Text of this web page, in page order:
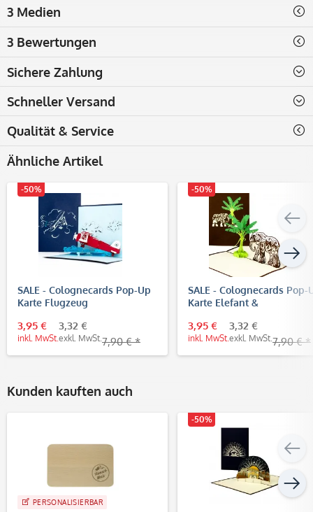
3 Medien
3 Bewertungen
Sichere Zahlung
Schneller Versand
Qualität & Service
Ähnliche Artikel
-50%
SALE - Colognecards Pop-Up
Karte Flugzeug
3,95 €
inkl. MwSt.
3,32 €
exkl. MwSt. 7,90 € *
-50%
SALE - Colognecards Pop-
Karte Elefant &
3,95 €
inkl. MwSt.
3,32 €
exkl. MwSt. 7,90 € *
Kunden kauften auch
PERSONALISIERBAR
-50%